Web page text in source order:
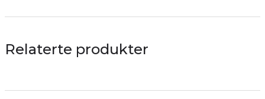
Relaterte produkter